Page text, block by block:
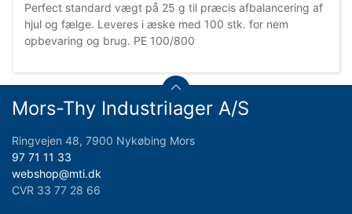
Perfect standard vægt på 25 g til præcis afbalancering af
hjul og fælge. Leveres i æske med 100 stk. for nem
opbevaring og brug. PE 100/800
Mors-Thy Industrilager A/S
Ringvejen 48, 7900 Nykøbing Mors
97 71 11 33
webshop@mti.dk
CVR 33 77 28 66